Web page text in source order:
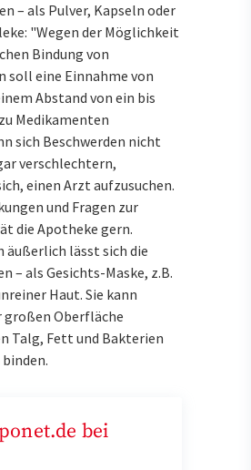
– als Pulver, Kapseln oder
"Wegen der Möglichkeit
Bindung von
soll eine Einnahme von
Abstand von ein bis
Medikamenten
sich Beschwerden nicht
verschlechtern,
einen Arzt aufzusuchen.
und Fragen zur
die Apotheke gern.
äußerlich lässt sich die
– als Gesichts-Maske, z.B.
Haut. Sie kann
großen Oberfläche
Talg, Fett und Bakterien
bei